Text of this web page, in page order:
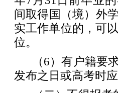
间取得国（境）外
实工作单位的，可
位。
（6）有户籍要
发布之日或高考时